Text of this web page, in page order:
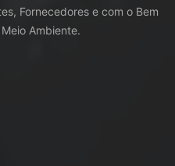
Fornecedores e com o Bem
Ambiente.